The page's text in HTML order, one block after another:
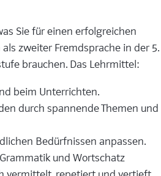
Sie für einen erfolgreichen
zweiter Fremdsprache in der 5.
brauchen. Das Lehrmittel:
beim Unterrichten.
durch spannende Themen und
Bedürfnissen anpassen.
und Wortschatz